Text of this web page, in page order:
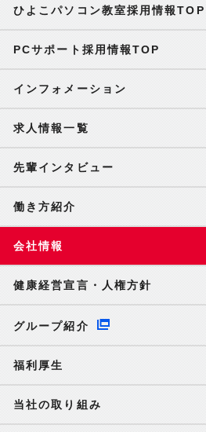
ひよこパソコン教室採用情報TOP
PCサポート採用情報TOP
インフォメーション
求人情報一覧
先輩インタビュー
働き方紹介
会社情報
健康経営宣言・人権方針
グループ紹介
福利厚生
当社の取り組み